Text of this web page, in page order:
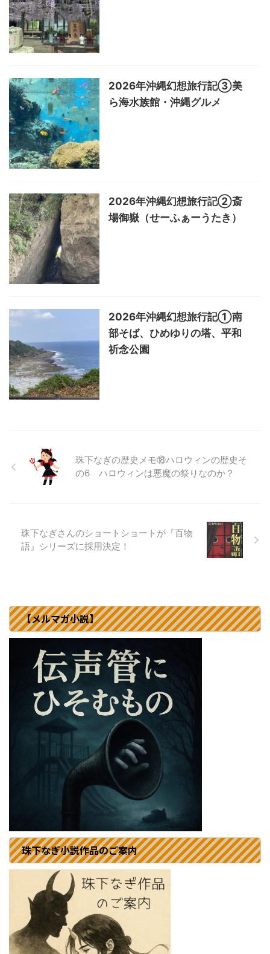
2026年沖縄幻想旅行記③美
ら海水族館・沖縄グルメ
2026年沖縄幻想旅行記②斎
場御嶽（せーふぁーうたき）
2026年沖縄幻想旅行記①南
部そば、ひめゆりの塔、平和
祈念公園
珠下なぎの歴史メモ⑱ハロウィンの歴史そ
の6 ハロウィンは悪魔の祭りなのか？
珠下なぎさんのショートショートが『百物
語』シリーズに採用決定！
【メルマガ小説】
珠下なぎ小説作品のご案内